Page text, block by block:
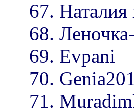
67. Наталия
68.
69. Evpani
70.
71.